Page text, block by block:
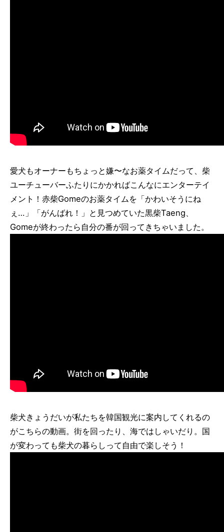
愛犬もオーナーもちょっと嫌〜なお薬タイムだって、柴
ユーチューバーふたりにかかればこんなにエンターテイ
メント！赤柴Gomeのお薬タイムを「かわいそうにね
ぇ…」「がんばれ！」と見つめていた黒柴Taeng、
Gomeが終わったら自分の番が回ってきちゃいました。
柴犬きょうだいが私たちを韓国観光に案内してくれるの
がこちらの動画。街を回ったり、海ではしゃいだり。国
が変わっても柴犬の暮らしって自由で楽しそう！